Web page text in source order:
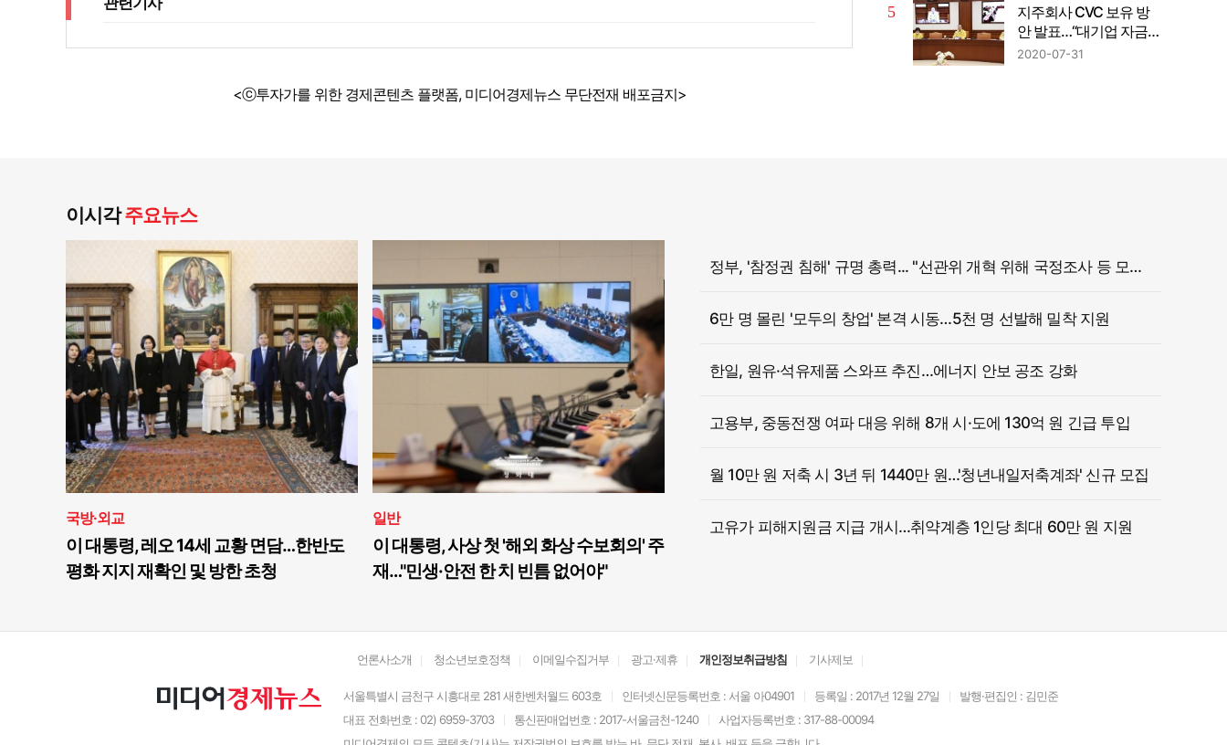
<ⓒ투자가를 위한 경제콘텐츠 플랫폼, 미디어경제뉴스 무단전재 배포금지>
지주회사 CVC 보유 방
안 발표…“대기업 자금의
벤처투자 확대”
2020-07-31
이시각주요뉴스
국방·외교
이 대통령, 레오 14세 교황 면담…한반도
평화 지지 재확인 및 방한 초청
일반
이 대통령, 사상 첫 '해외 화상 수보회의' 주
재…"민생·안전 한 치 빈틈 없어야"
정부, '참정권 침해' 규명 총력... "선관위 개혁 위해 국정조사 등 모든 조치"
6만 명 몰린 '모두의 창업' 본격 시동…5천 명 선발해 밀착 지원
한일, 원유·석유제품 스와프 추진…에너지 안보 공조 강화
고용부, 중동전쟁 여파 대응 위해 8개 시·도에 130억 원 긴급 투입
월 10만 원 저축 시 3년 뒤 1440만 원…'청년내일저축계좌' 신규 모집
고유가 피해지원금 지급 개시…취약계층 1인당 최대 60만 원 지원
언론사소개 청소년보호정책 이메일수집거부 광고·제휴 개인정보취급방침 기사제보
서울특별시 금천구 시흥대로 281 새한벤처월드 603호 인터넷신문등록번호 : 서울 아04901 등록일 : 2017년 12월 27일
발행·편집인 : 김민준
대표 전화번호 : 02) 6959-3703
통신판매업번호 : 2017-서울금천-1240
사업자등록번호 : 317-88-00094